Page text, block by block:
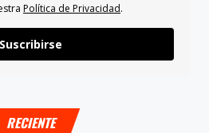
Política de Privacidad.
Suscribirse
RECIENTE